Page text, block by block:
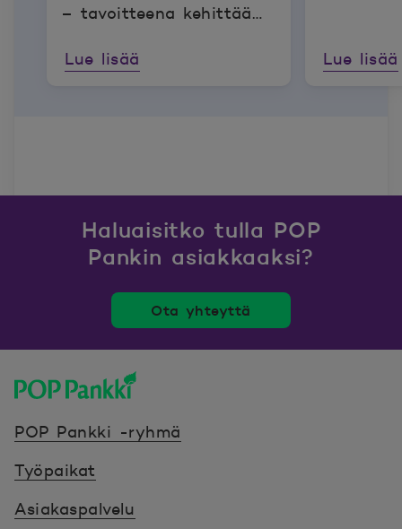
– tavoitteena kehittää
vastuullisuusraportointia
Lue lisää Lue lisää
Haluaisitko tulla POP
Pankin asiakkaaksi?
Ota yhteyttä
POP Pankki -ryhmä
Työpaikat
Asiakaspalvelu